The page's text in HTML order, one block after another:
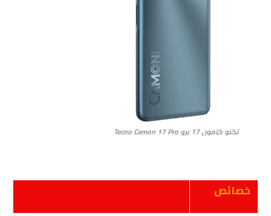
تكنو كامون 17 برو Tecno Camon 17 Pro
خصائص